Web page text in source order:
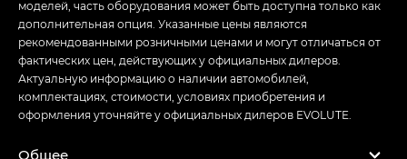
моделей, часть оборудования может быть доступна только как
дополнительная опция. Указанные цены являются
рекомендованными розничными ценами и могут отличаться от
фактических цен, действующих у официальных дилеров.
Актуальную информацию о наличии автомобилей,
комплектациях, стоимости, условиях приобретения и
оформления уточняйте у официальных дилеров EVOLUTE.
Общее